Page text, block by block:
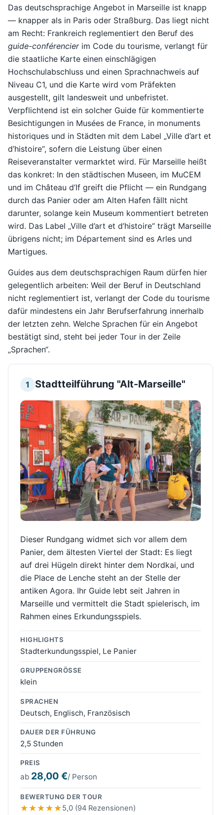
Das deutschsprachige Angebot in Marseille ist knapp
— knapper als in Paris oder Straßburg. Das liegt nicht
am Recht: Frankreich reglementiert den Beruf des
guide-conférencierim Code du tourisme, verlangt für
die staatliche Karte einen einschlägigen
Hochschulabschluss und einen Sprachnachweis auf
Niveau C1, und die Karte wird vom Präfekten
ausgestellt, gilt landesweit und unbefristet.
Verpflichtend ist ein solcher Guide für kommentierte
Besichtigungen in Musées de France, in monuments
historiques und in Städten mit dem Label „Ville d’art et
d’histoire“, sofern die Leistung über einen
Reiseveranstalter vermarktet wird. Für Marseille heißt
das konkret: In den städtischen Museen, im MuCEM
und im Château d’If greift die Pflicht — ein Rundgang
durch das Panier oder am Alten Hafen fällt nicht
darunter, solange kein Museum kommentiert betreten
wird. Das Label „Ville d’art et d’histoire“ trägt Marseille
übrigens nicht; im Département sind es Arles und
Martigues.
Guides aus dem deutschsprachigen Raum dürfen hier
gelegentlich arbeiten: Weil der Beruf in Deutschland
nicht reglementiert ist, verlangt der Code du tourisme
dafür mindestens ein Jahr Berufserfahrung innerhalb
der letzten zehn. Welche Sprachen für ein Angebot
bestätigt sind, steht bei jeder Tour in der Zeile
„Sprachen“.
1 Stadtteilführung "Alt-Marseille"
Dieser Rundgang widmet sich vor allem dem
Panier, dem ältesten Viertel der Stadt: Es liegt
auf drei Hügeln direkt hinter dem Nordkai, und
die Place de Lenche steht an der Stelle der
antiken Agora. Ihr Guide lebt seit Jahren in
Marseille und vermittelt die Stadt spielerisch, im
Rahmen eines Erkundungsspiels.
HIGHLIGHTS
Stadterkundungsspiel, Le Panier
GRUPPENGRÖSSE
klein
SPRACHEN
Deutsch, Englisch, Französisch
DAUER DER FÜHRUNG
2,5 Stunden
PREIS
ab 28,00 €/ Person
BEWERTUNG DER TOUR
5,0 (94 Rezensionen)